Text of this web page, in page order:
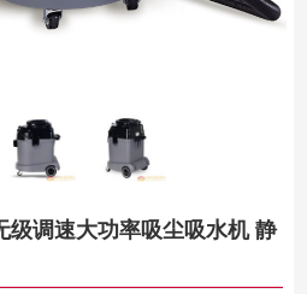
级调速大功率吸尘吸水机 静